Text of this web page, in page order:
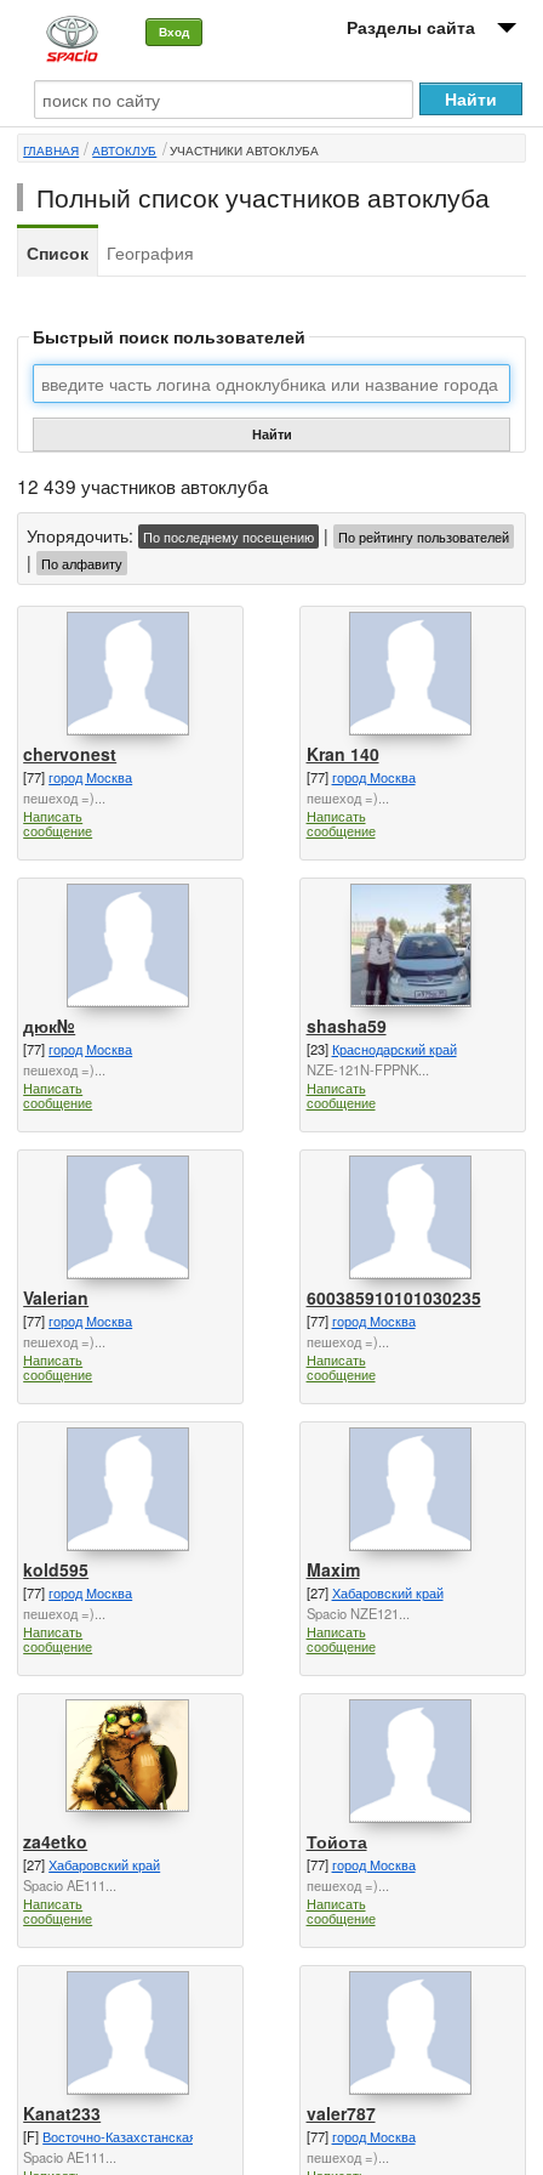
Вход Разделы сайта
О машине
Автоклуб
Форумы
Сервисы и услуги
ГЛАВНАЯ АВТОКЛУБ УЧАСТНИКИ АВТОКЛУБА
Полный список участников автоклуба
Список География
Быстрый поиск пользователей
Найти
12 439 участников автоклуба
Упорядочить: По последнему посещению | По рейтингу пользователей
| По алфавиту
chervonest
[77]город Москва
пешеход =)...
Написать
сообщение
Kran 140
[77]город Москва
пешеход =)...
Написать
сообщение
дюк№
[77]город Москва
пешеход =)...
Написать
сообщение
shasha59
[23]Краснодарский край
NZE-121N-FPPNK...
Написать
сообщение
Valerian
[77]город Москва
пешеход =)...
Написать
сообщение
600385910101030235
[77]город Москва
пешеход =)...
Написать
сообщение
kold595
[77]город Москва
пешеход =)...
Написать
сообщение
Maxim
[27]Хабаровский край
Spacio NZE121...
Написать
сообщение
za4etko
[27]Хабаровский край
Spacio AE111...
Написать
сообщение
Тойота
[77]город Москва
пешеход =)...
Написать
сообщение
Kanat233
[F]Восточно-Казахстанская область
Spacio AE111...
valer787
[77]город Москва
пешеход =)...